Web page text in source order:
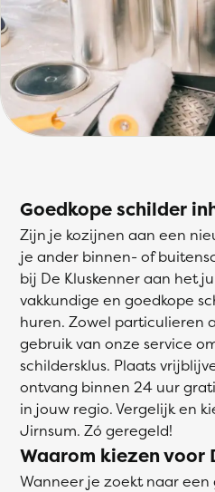
Goedkope schilder
Zijn je kozijnen aan een
je ander binnen- of
bij De Kluskenner aan het
vakkundige en goedkope
huren. Zowel particulieren
gebruik van onze service
schildersklus. Plaats
ontvang binnen 24 uur
in jouw regio. Vergelijk en
Jirnsum. Zó geregeld!
Waarom kiezen voor
Wanneer je zoekt naar een